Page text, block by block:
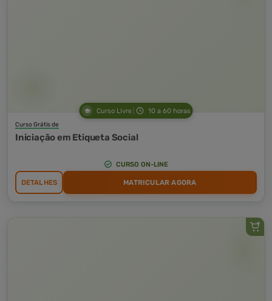
Curso Livre 10 a 60 horas
Curso Grátis de
Iniciação em Etiqueta Social
CURSO ON-LINE
DETALHES MATRICULAR AGORA